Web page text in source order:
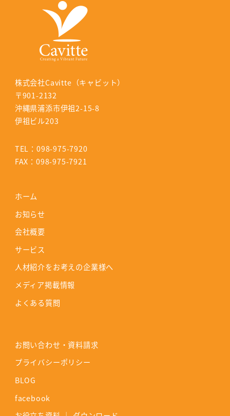
株式会社Cavitte（キャビット）
〒901-2132
沖縄県浦添市伊祖2-15-8
伊祖ビル203
TEL：098-975-7920
FAX：098-975-7921
ホーム
お知らせ
会社概要
サービス
人材紹介をお考えの企業様へ
メディア掲載情報
よくある質問
お問い合わせ・資料請求
プライバシーポリシー
BLOG
facebook